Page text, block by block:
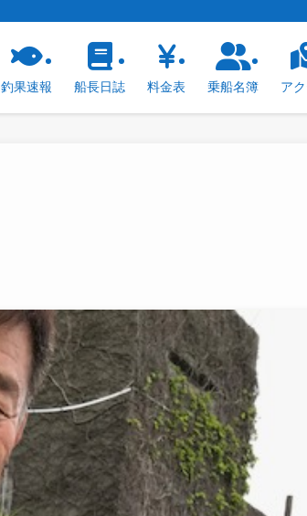
釣果速報 船長日誌 料金表 乗船名簿 ア